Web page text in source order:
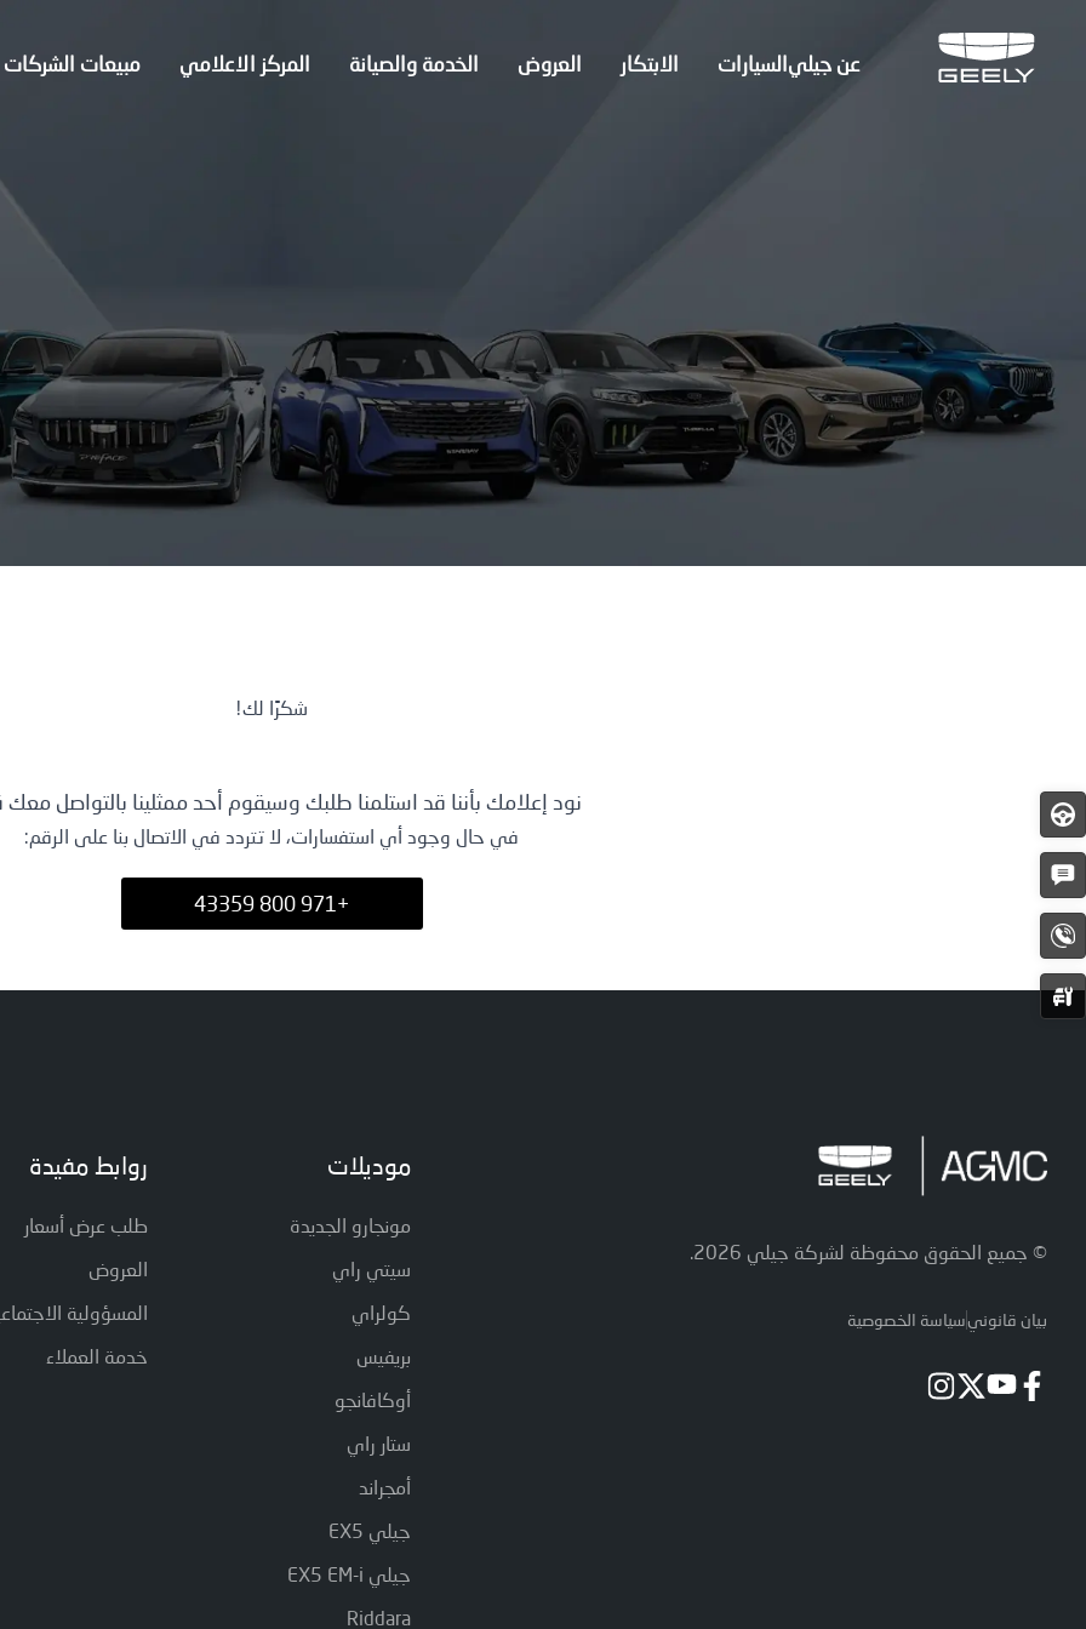
عن جيليالسيارات الابتكار العروض الخدمة والصيانة المركز الاعلامي مبيعات الشركات
الخدمة والصيانة
المركز الاعلامي
مبيعات الشركات
طلب عرض أسعار
شكرًا لك!
نود إعلامك بأننا قد استلمنا طلبك وسيقوم أحد ممثلينا بالتواصل معك
في حال وجود أي استفسارات، لا تتردد في الاتصال بنا على الرقم:
+971 800 43359
اختبار
القيادة
الحصول
على
الاقتباس
اتصل
الآن
حجز
الخدمة
© جميع الحقوق محفوظة لشركة جيلي 2026.
بيان قانونيسياسة الخصوصية
موديلات
مونجارو الجديدة
سيتي راي
كولراي
بريفيس
أوكافانجو
ستار راي
أمجراند
جيلي EX5
جيلي EX5 EM-i
Riddara
روابط مفيدة
طلب عرض أسعار
العروض
المسؤولية
خدمة العملاء